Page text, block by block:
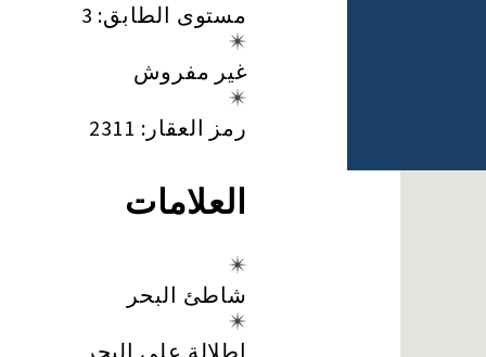
مستوى الطابق: 3
غير مفروش
رمز العقار: 2311
العلامات
شاطئ البحر